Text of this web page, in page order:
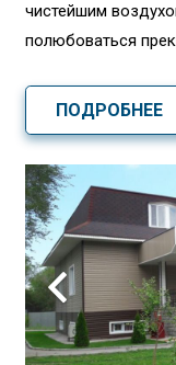
чистейшим
полюбоваться
ПОДРОБНЕЕ